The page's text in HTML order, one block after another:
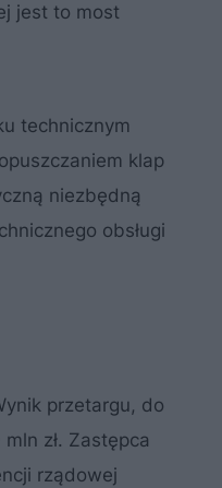
jest to most
technicznym
klap
niezbędną
obsługi
przetargu, do
zł. Zastępca
rządowej